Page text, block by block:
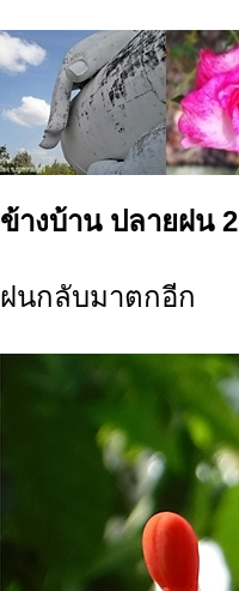
ข้างบ้าน ปลายฝน 2
ฝนกลับมาตกอีก